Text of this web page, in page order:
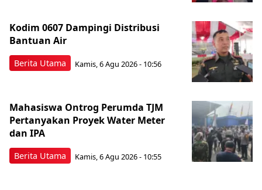
Berita Utama
Kodim 0607 Dampingi Distribusi
Bantuan Air
Kamis, 6 Agu 2026 - 10:56
Berita Utama
Mahasiswa Ontrog Perumda TJM
Pertanyakan Proyek Water Meter
dan IPA
Kamis, 6 Agu 2026 - 10:55